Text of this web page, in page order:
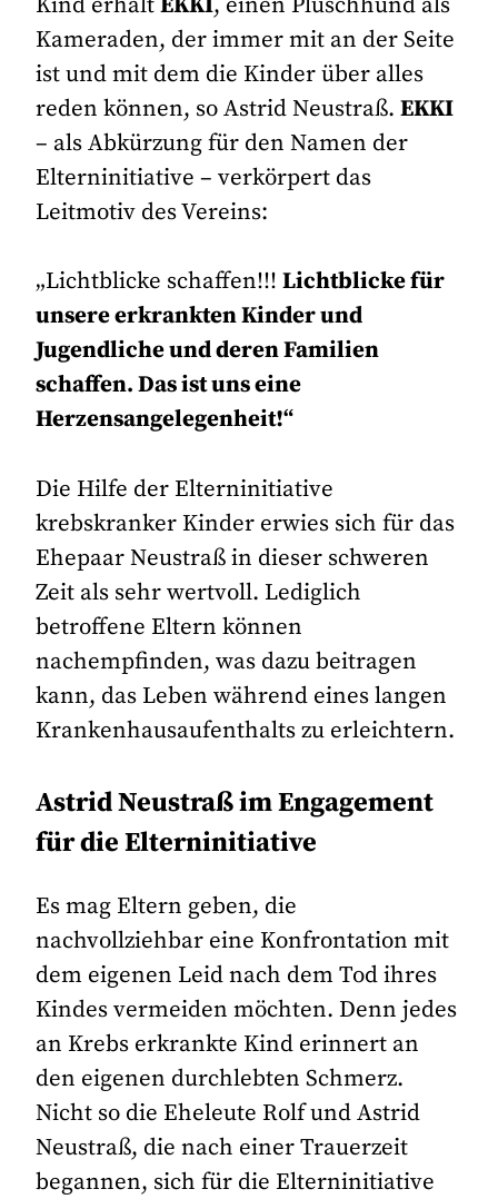
Kameraden, der immer mit an der Seite
ist und mit dem die Kinder über alles
reden können, so Astrid Neustraß.EKKI
– als Abkürzung für den Namen der
Elterninitiative – verkörpert das
Leitmotiv des Vereins:
„Lichtblicke schaffen!!!Lichtblicke für
unsere erkrankten Kinder und
Jugendliche und deren Familien
schaffen. Das ist uns eine
Herzensangelegenheit!“
Die Hilfe der Elterninitiative
krebskranker Kinder erwies sich für das
Ehepaar Neustraß in dieser schweren
Zeit als sehr wertvoll. Lediglich
betroffene Eltern können
nachempfinden, was dazu beitragen
kann, das Leben während eines langen
Krankenhausaufenthalts zu erleichtern.
Astrid Neustraß im Engagement
für die Elterninitiative
Es mag Eltern geben, die
nachvollziehbar eine Konfrontation mit
dem eigenen Leid nach dem Tod ihres
Kindes vermeiden möchten. Denn jedes
an Krebs erkrankte Kind erinnert an
den eigenen durchlebten Schmerz.
Nicht so die Eheleute Rolf und Astrid
Neustraß, die nach einer Trauerzeit
begannen, sich für die Elterninitiative